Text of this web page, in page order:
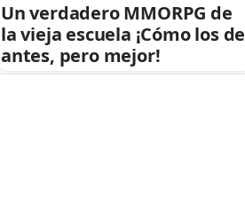
Un verdadero MMORPG de
la vieja escuela ¡Cómo los de
antes, pero mejor!